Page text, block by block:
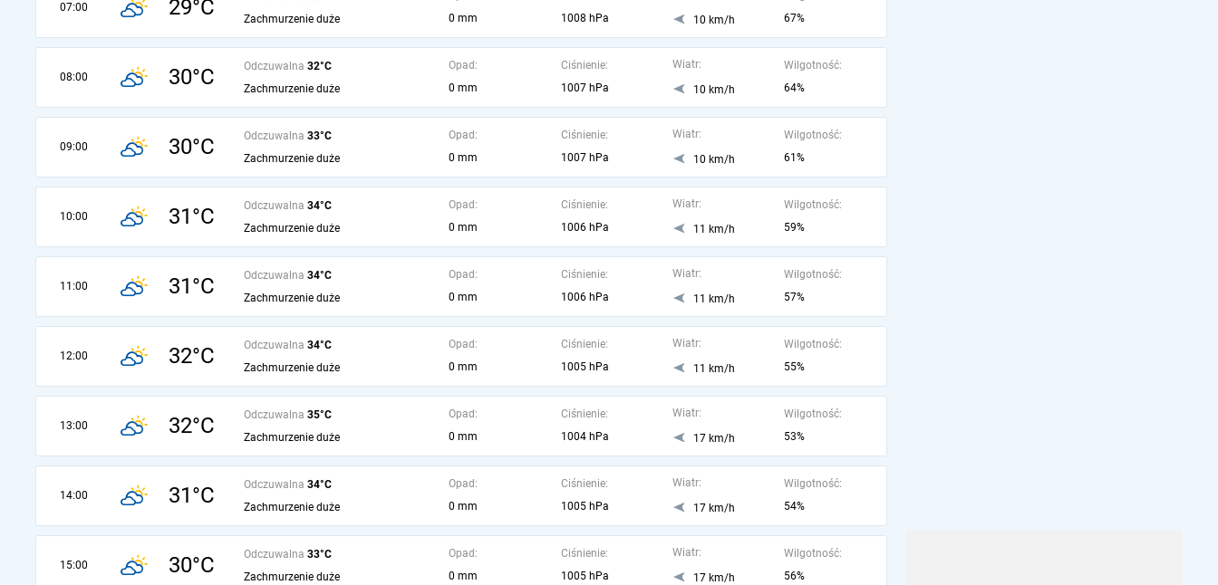
07:00 29°C
Zachmurzenie duże
0 mm
1008 hPa
10 km/h
67%
08:00 30°C Odczuwalna 32°C
Zachmurzenie duże
Opad:
0 mm
Ciśnienie:
1007 hPa
Wiatr:
10 km/h
Wilgotność:
64%
09:00 30°C Odczuwalna 33°C
Zachmurzenie duże
Opad:
0 mm
Ciśnienie:
1007 hPa
Wiatr:
10 km/h
Wilgotność:
61%
10:00 31°C Odczuwalna 34°C
Zachmurzenie duże
Opad:
0 mm
Ciśnienie:
1006 hPa
Wiatr:
11 km/h
Wilgotność:
59%
11:00 31°C Odczuwalna 34°C
Zachmurzenie duże
Opad:
0 mm
Ciśnienie:
1006 hPa
Wiatr:
11 km/h
Wilgotność:
57%
12:00 32°C Odczuwalna 34°C
Zachmurzenie duże
Opad:
0 mm
Ciśnienie:
1005 hPa
Wiatr:
11 km/h
Wilgotność:
55%
13:00 32°C Odczuwalna 35°C
Zachmurzenie duże
Opad:
0 mm
Ciśnienie:
1004 hPa
Wiatr:
17 km/h
Wilgotność:
53%
14:00 31°C Odczuwalna 34°C
Zachmurzenie duże
Opad:
0 mm
Ciśnienie:
1005 hPa
Wiatr:
17 km/h
Wilgotność:
54%
15:00 30°C Odczuwalna 33°C
Zachmurzenie duże
Opad:
0 mm
Ciśnienie:
1005 hPa
Wiatr:
17 km/h
Wilgotność:
56%